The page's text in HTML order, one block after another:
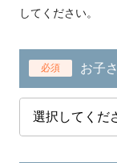
してください。
必須 お子